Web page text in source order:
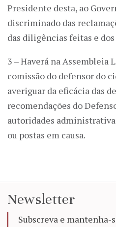
Presidente desta, ao
discriminado das
das diligências feitas e
3 – Haverá na Assembleia
comissão do defensor do
averiguar da eficácia das
recomendações do
autoridades
ou postas em causa.
Newsletter
Subscreva e mantenha-